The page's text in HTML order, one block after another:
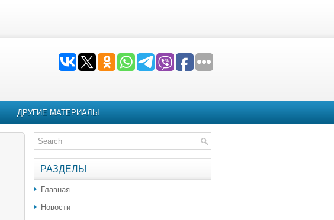
ДРУГИЕ МАТЕРИАЛЫ
РАЗДЕЛЫ
Главная
Новости